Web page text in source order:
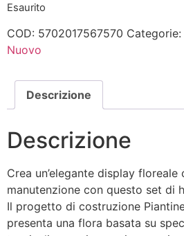
Esaurito
COD: 5702017567570 Categorie:
Nuovo
Descrizione
Descrizione
Crea un’elegante display floreale
manutenzione con questo set di
Il progetto di costruzione
presenta una flora basata su